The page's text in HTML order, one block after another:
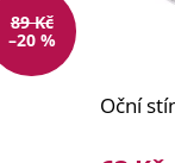
89 Kč
–20 %
Oční